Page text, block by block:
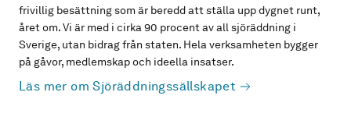
frivillig besättning som är beredd att ställa upp dygnet runt,
året om. Vi är med i cirka 90 procent av all sjöräddning i
Sverige, utan bidrag från staten. Hela verksamheten bygger
på gåvor, medlemskap och ideella insatser.
Läs mer om Sjöräddningssällskapet